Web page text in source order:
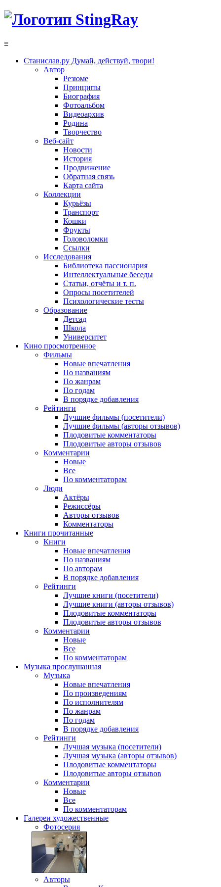
≡
Станислав.ру Думай, действуй, твори!
Автор
Резюме
Принципы
Биография
Фотоальбом
Видеоархив
Родина
Творчество
Веб-сайт
Новости
История
Продвижение
Обратная связь
Карта сайта
Коллекции
Курьёзы
Транспорт
Кошки
Фрукты
Головоломки
Ссылки
Исследования
Библиотека пассионария
Интеллектуальные беседы
Статьи, отчёты и т. п.
Опросы посетителей
Психологические тесты
Образование
Детсад
Школа
Университет
Кино просмотренное
Фильмы
Новые впечатления
По названиям
По жанрам
По годам
В порядке добавления
Рейтинги
Лучшие фильмы (посетители)
Лучшие фильмы (авторы отзывов)
Плодовитые комментаторы
Плодовитые авторы отзывов
Комментарии
Новые
Все
По комментаторам
Люди
Актёры
Режиссёры
Авторы отзывов
Комментаторы
Книги прочитанные
Книги
Новые впечатления
По названиям
По авторам
В порядке добавления
Рейтинги
Лучшие книги (посетители)
Лучшие книги (авторы отзывов)
Плодовитые комментаторы
Плодовитые авторы отзывов
Комментарии
Новые
Все
По комментаторам
Музыка прослушанная
Музыка
Новые впечатления
По произведениям
По исполнителям
По жанрам
По годам
В порядке добавления
Рейтинги
Лучшая музыка (посетители)
Лучшая музыка (авторы отзывов)
Плодовитые комментаторы
Плодовитые авторы отзывов
Комментарии
Новые
Все
По комментаторам
Галереи художественные
Фотосерия
Авторы